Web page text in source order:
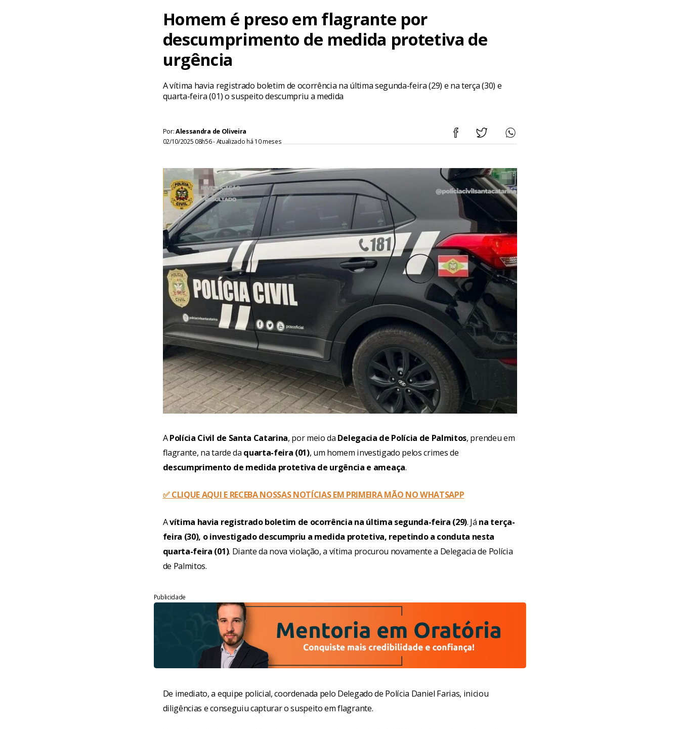
Homem é preso em flagrante por
descumprimento de medida protetiva de
urgência
A vítima havia registrado boletim de ocorrência na última segunda-feira (29) e na terça (30) e
quarta-feira (01) o suspeito descumpriu a medida
Por:Alessandra de Oliveira
02/10/2025 08h56 - Atualizado há 10 meses
APolícia Civil de Santa Catarina, por meio da Delegacia de Polícia de Palmitos, prendeu em
flagrante, na tarde da quarta-feira (01), um homem investigado pelos crimes de
descumprimento de medida protetiva de urgência e ameaça.
✅ CLIQUE AQUI E RECEBA NOSSAS NOTÍCIAS EM PRIMEIRA MÃO NO WHATSAPP
Avítima havia registrado boletim de ocorrência na última segunda-feira (29). Já na terça-
feira (30), o investigado descumpriu a medida protetiva, repetindo a conduta nesta
quarta-feira (01). Diante da nova violação, a vítima procurou novamente a Delegacia de Polícia
de Palmitos.
Publicidade
De imediato, a equipe policial, coordenada pelo Delegado de Polícia Daniel Farias, iniciou
diligências e conseguiu capturar o suspeito em flagrante.